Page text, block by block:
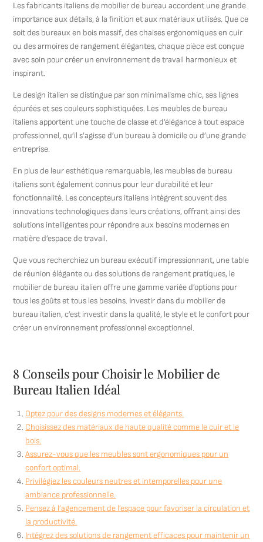
Les fabricants italiens de mobilier de bureau accordent une grande
importance aux détails, à la finition et aux matériaux utilisés. Que ce
soit des bureaux en bois massif, des chaises ergonomiques en cuir
ou des armoires de rangement élégantes, chaque pièce est conçue
avec soin pour créer un environnement de travail harmonieux et
inspirant.
Le design italien se distingue par son minimalisme chic, ses lignes
épurées et ses couleurs sophistiquées. Les meubles de bureau
italiens apportent une touche de classe et d’élégance à tout espace
professionnel, qu’il s’agisse d’un bureau à domicile ou d’une grande
entreprise.
En plus de leur esthétique remarquable, les meubles de bureau
italiens sont également connus pour leur durabilité et leur
fonctionnalité. Les concepteurs italiens intègrent souvent des
innovations technologiques dans leurs créations, offrant ainsi des
solutions intelligentes pour répondre aux besoins modernes en
matière d’espace de travail.
Que vous recherchiez un bureau exécutif impressionnant, une table
de réunion élégante ou des solutions de rangement pratiques, le
mobilier de bureau italien offre une gamme variée d’options pour
tous les goûts et tous les besoins. Investir dans du mobilier de
bureau italien, c’est investir dans la qualité, le style et le confort pour
créer un environnement professionnel exceptionnel.
8 Conseils pour Choisir le Mobilier de
Bureau Italien Idéal
Optez pour des designs modernes et élégants.
Choisissez des matériaux de haute qualité comme le cuir et le
bois.
Assurez-vous que les meubles sont ergonomiques pour un
confort optimal.
Privilégiez les couleurs neutres et intemporelles pour une
ambiance professionnelle.
Pensez à l’agencement de l’espace pour favoriser la circulation et
la productivité.
Intégrez des solutions de rangement efficaces pour maintenir un